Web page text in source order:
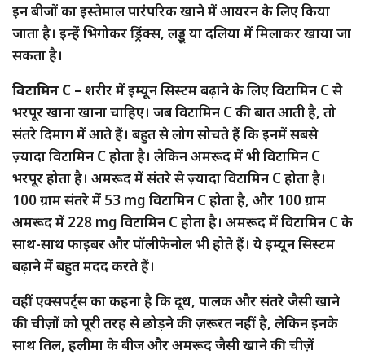
इन बीजों का इस्तेमाल पारंपरिक खाने में आयरन के लिए किया
जाता है। इन्हें भिगोकर ड्रिंक्स, लड्डू या दलिया में मिलाकर खाया जा
सकता है।
विटामिन C – शरीर में इम्यून सिस्टम बढ़ाने के लिए विटामिन C से
भरपूर खाना खाना चाहिए। जब ​​विटामिन C की बात आती है, तो
संतरे दिमाग में आते हैं। बहुत से लोग सोचते हैं कि इनमें सबसे
ज़्यादा विटामिन C होता है। लेकिन अमरूद में भी विटामिन C
भरपूर होता है। अमरूद में संतरे से ज़्यादा विटामिन C होता है।
100 ग्राम संतरे में 53 mg विटामिन C होता है, और 100 ग्राम
अमरूद में 228 mg विटामिन C होता है। अमरूद में विटामिन C के
साथ-साथ फाइबर और पॉलीफेनोल भी होते हैं। ये इम्यून सिस्टम
बढ़ाने में बहुत मदद करते हैं।
वहीं एक्सपर्ट्स का कहना है कि दूध, पालक और संतरे जैसी खाने
की चीज़ों को पूरी तरह से छोड़ने की ज़रूरत नहीं है, लेकिन इनके
साथ तिल, हलीमा के बीज और अमरूद जैसी खाने की चीज़ें